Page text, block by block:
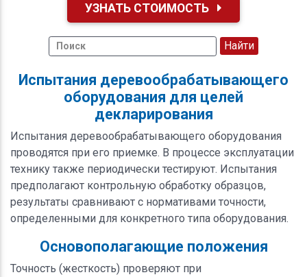
УЗНАТЬ СТОИМОСТЬ
Испытания деревообрабатывающего
оборудования для целей
декларирования
Испытания деревообрабатывающего оборудования
проводятся при его приемке. В процессе эксплуатации
технику также периодически тестируют. Испытания
предполагают контрольную обработку образцов,
результаты сравнивают с нормативами точности,
определенными для конкретного типа оборудования.
Основополагающие положения
Точность (жесткость) проверяют при